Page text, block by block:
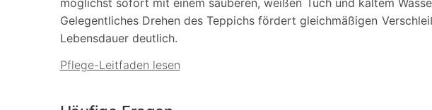
möglichst sofort mit einem sauberen, weißen Tuch und kaltem
Gelegentliches Drehen des Teppichs fördert gleichmäßigen
Lebensdauer deutlich.
Pflege-Leitfaden lesen